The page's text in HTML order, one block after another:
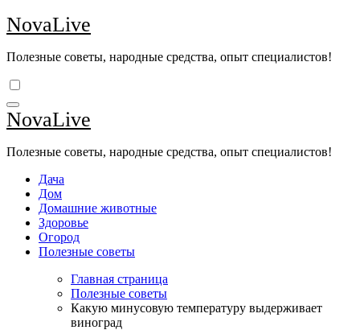
Перейти
к
NovaLive
Полезные советы, народные средства, опыт специалистов!
NovaLive
Полезные советы, народные средства, опыт специалистов!
Дача
Дом
Домашние животные
Здоровье
Огород
Полезные советы
Главная страница
Полезные советы
Какую минусовую температуру выдерживает
виноград